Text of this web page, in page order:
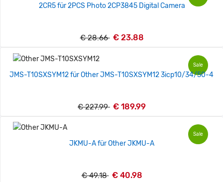
2CR5 für 2PCS Photo 2CP3845 Digital Camera
€ 28.66 € 23.88
Sale
JMS-T10SXSYM12 für Other JMS-T10SXSYM12 3icp10/34/50-4
€ 227.99 € 189.99
Sale
JKMU-A für Other JKMU-A
€ 49.18 € 40.98